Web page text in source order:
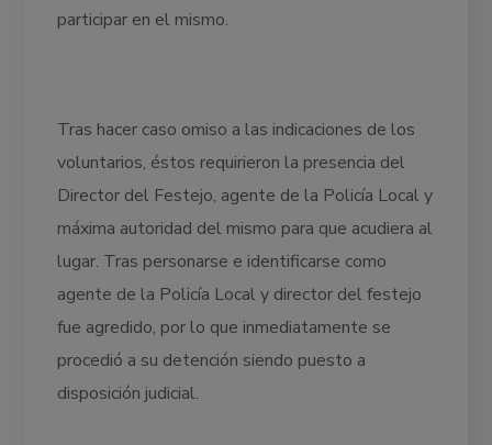
participar en el mismo.
Tras hacer caso omiso a las indicaciones de los
voluntarios, éstos requirieron la presencia del
Director del Festejo, agente de la Policía Local y
máxima autoridad del mismo para que acudiera al
lugar. Tras personarse e identificarse como
agente de la Policía Local y director del festejo
fue agredido, por lo que inmediatamente se
procedió a su detención siendo puesto a
disposición judicial.